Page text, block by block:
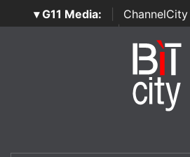
▾ G11 Media: ChannelCity
SecurityOpenLab | Italian
Italian